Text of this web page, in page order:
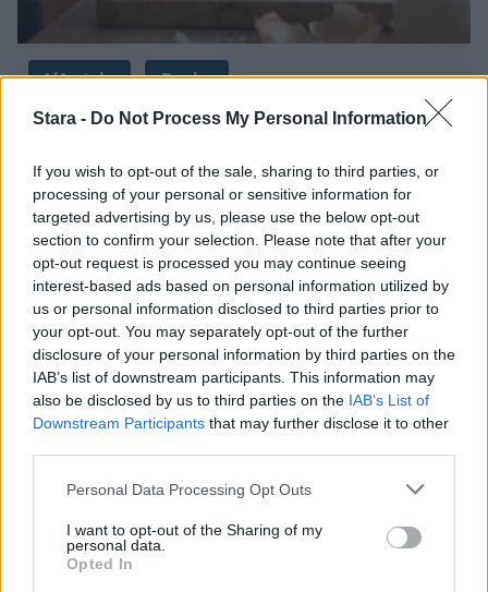
Stara - Do Not Process My Personal Information
If you wish to opt-out of the sale, sharing to third parties, or
processing of your personal or sensitive information for
targeted advertising by us, please use the below opt-out
section to confirm your selection. Please note that after your
opt-out request is processed you may continue seeing
interest-based ads based on personal information utilized by
us or personal information disclosed to third parties prior to
your opt-out. You may separately opt-out of the further
disclosure of your personal information by third parties on the
IAB’s list of downstream participants. This information may
also be disclosed by us to third parties on the IAB’s List of
Downstream Participants that may further disclose it to other
Personal Data Processing Opt Outs
I want to opt-out of the Sharing of my
personal data.
Opted In
Lifestyle Ruoka
24.1.2023, 23:55
Nyt vietetään valtakunnallista
sipuliviikkoa – ekologista ja
terveyttä edistävää lähiruokaa